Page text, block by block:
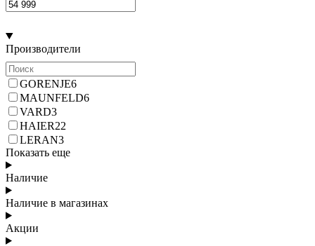
Производители
GORENJE6
MAUNFELD6
VARD3
HAIER22
LERAN3
Показать еще
Наличие
Наличие в магазинах
Акции